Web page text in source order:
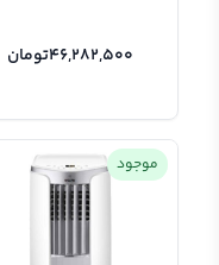
46,282,500تومان
موجود